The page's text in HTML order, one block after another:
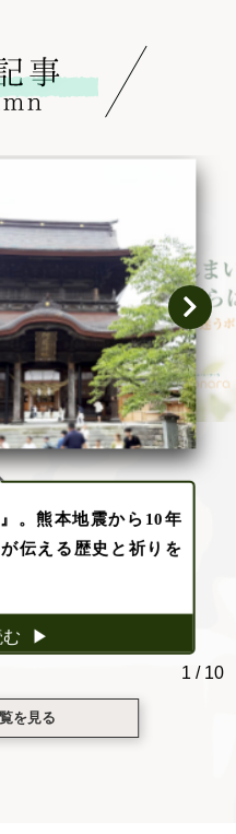
。熊本地震から10年
伝える歴史と祈りを
1 / 10
を見る